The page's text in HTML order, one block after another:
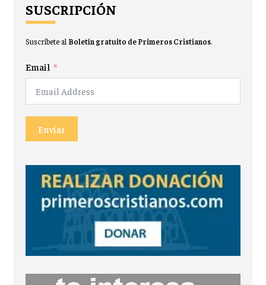
SUSCRIPCIÓN
Suscríbete al Boletín gratuito de Primeros Cristianos.
Email
Enviar